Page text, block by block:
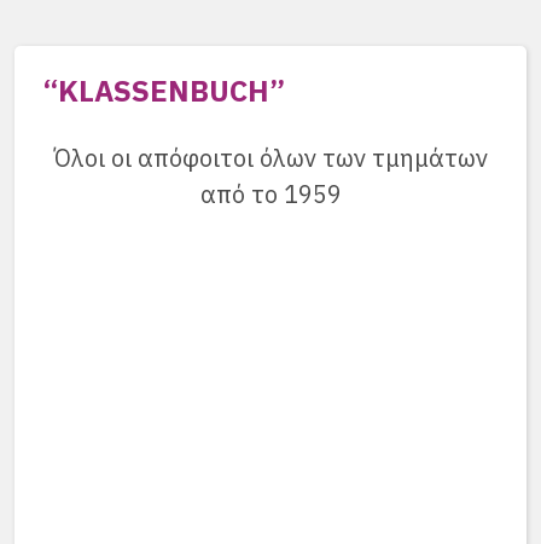
“KLASSENBUCH”
Όλοι οι απόφοιτοι όλων των τμημάτων
από το 1959